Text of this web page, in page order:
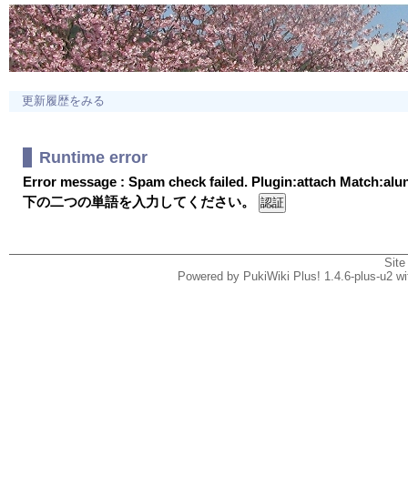
更新履歴をみる
Runtime error
Error message : Spam check failed. Plugin:attach
下の二つの単語を入力してください。
Powered by PukiWiki Plus! 1.4.6-plus-u2